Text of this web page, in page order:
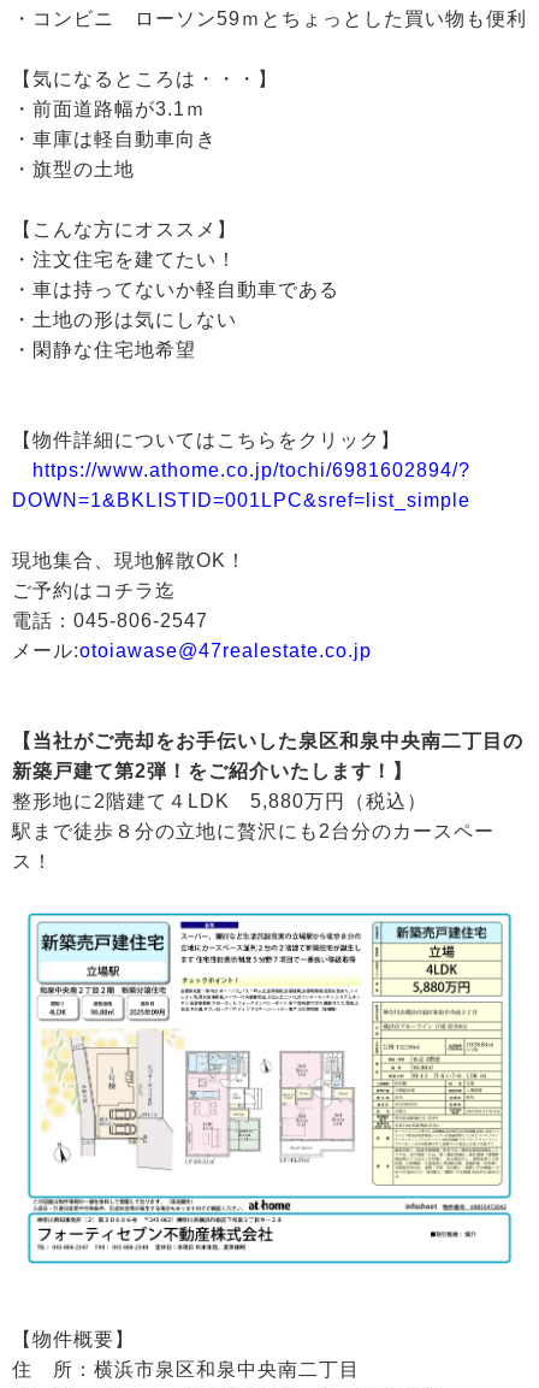
・コンビニ ローソン59ｍとちょっとした買い物も便利
【気になるところは・・・】
・前面道路幅が3.1ｍ
・車庫は軽自動車向き
・旗型の土地
【こんな方にオススメ】
・注文住宅を建てたい！
・車は持ってないか軽自動車である
・土地の形は気にしない
・閑静な住宅地希望
【物件詳細についてはこちらをクリック】
https://www.athome.co.jp/tochi/6981602894/?
DOWN=1&BKLISTID=001LPC&sref=list_simple
現地集合、現地解散OK！
ご予約はコチラ迄
電話：045-806-2547
メール:otoiawase@47realestate.co.jp
【当社がご売却をお手伝いした泉区和泉中央南二丁目の
新築戸建て第2弾！をご紹介いたします！】
整形地に2階建て４LDK 5,880万円（税込）
駅まで徒歩８分の立地に贅沢にも2台分のカースペー
ス！
【物件概要】
住 所：横浜市泉区和泉中央南二丁目